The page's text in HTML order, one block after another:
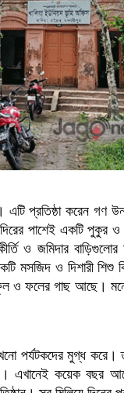
প্রতিষ্ঠা করেন গণ
পাশেই একটি পুকুর
ও জমিদার বাড়িগুলোর
মসজিদ ও দিশারী শিশু
ও ফলের গাছ আছে।
পর্যটকদের মুগ্ধ করে।
এখানেই কয়েক বছর